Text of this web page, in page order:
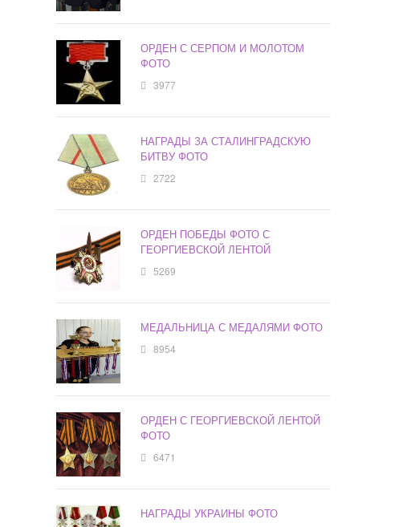
ОРДЕН С СЕРПОМ И МОЛОТОМ
ФОТО
3977
НАГРАДЫ ЗА СТАЛИНГРАДСКУЮ
БИТВУ ФОТО
2722
ОРДЕН ПОБЕДЫ ФОТО С
ГЕОРГИЕВСКОЙ ЛЕНТОЙ
5269
МЕДАЛЬНИЦА С МЕДАЛЯМИ ФОТО
8954
ОРДЕН С ГЕОРГИЕВСКОЙ ЛЕНТОЙ
ФОТО
6471
НАГРАДЫ УКРАИНЫ ФОТО